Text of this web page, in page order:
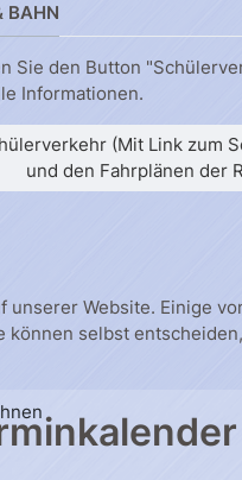
BAHN
Sie den Button
Informationen.
(Mit Link zum
und den Fahrplänen der
unserer Website. Einige
können selbst